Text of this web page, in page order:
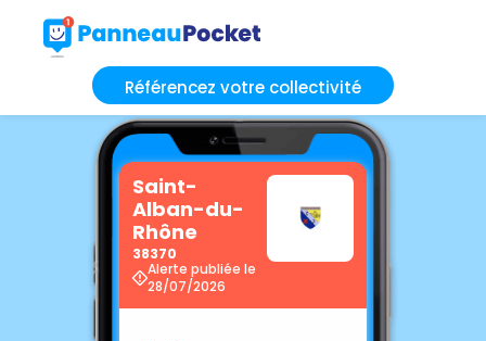
Référencez votre collectivité
Saint-
Alban-du-
Rhône
38370
Alerte publiée le
28/07/2026